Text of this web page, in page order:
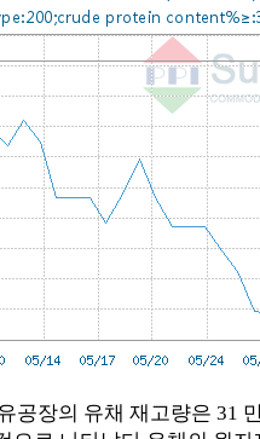
공장의 유채 재고량은 31